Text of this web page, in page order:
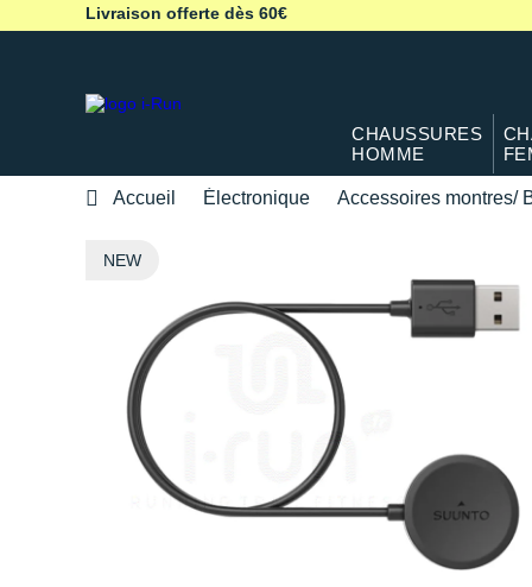
Livraison offerte dès 60€
CHAUSSURES
HOMME
Accueil Électronique Accessoires montres/
NEW